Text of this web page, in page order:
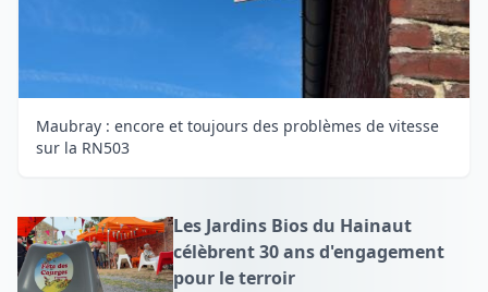
Maubray : encore et toujours des problèmes de vitesse
sur la RN503
Les Jardins Bios du Hainaut
célèbrent 30 ans d'engagement
pour le terroir